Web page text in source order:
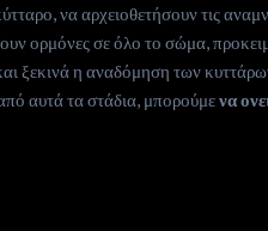
να αρχειοθετήσουν τις
ορμόνες σε όλο το σώμα,
ξεκινά η αναδόμηση των
αυτά τα στάδια, μπορούμενα